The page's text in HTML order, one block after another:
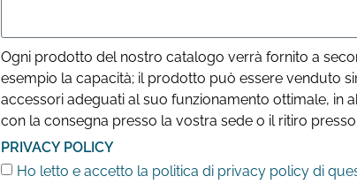
Ogni prodotto del nostro catalogo verrà fornito a
esempio la capacità; il prodotto può essere venduto
accessori adeguati al suo funzionamento ottimale,
con la consegna presso la vostra sede o il ritiro presso
PRIVACY POLICY
Ho letto e accetto la politica di privacy policy di